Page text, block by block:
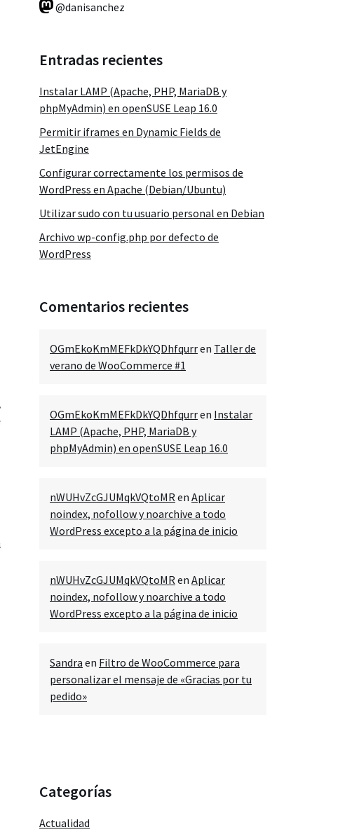
@danisanchez
Entradas recientes
Instalar LAMP (Apache, PHP, MariaDB y
phpMyAdmin) en openSUSE Leap 16.0
Permitir iframes en Dynamic Fields de
JetEngine
Configurar correctamente los permisos de
WordPress en Apache (Debian/Ubuntu)
Utilizar sudo con tu usuario personal en Debian
Archivo wp-config.php por defecto de
WordPress
Comentarios recientes
OGmEkoKmMEFkDkYQDhfqurren Taller de
verano de WooCommerce #1
OGmEkoKmMEFkDkYQDhfqurren Instalar
LAMP (Apache, PHP, MariaDB y
phpMyAdmin) en openSUSE Leap 16.0
nWUHvZcGJUMqkVQtoMRen Aplicar
noindex, nofollow y noarchive a todo
WordPress excepto a la página de inicio
nWUHvZcGJUMqkVQtoMRen Aplicar
noindex, nofollow y noarchive a todo
WordPress excepto a la página de inicio
Sandra en Filtro de WooCommerce para
personalizar el mensaje de «Gracias por tu
pedido»
Categorías
Actualidad